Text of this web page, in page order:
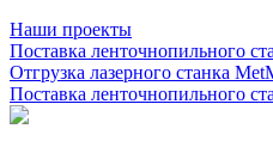
Наши проекты
Поставка ленточнопильного
Отгрузка лазерного станка
Поставка ленточнопильного